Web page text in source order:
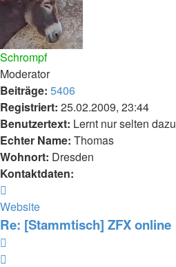
Schrompf
Moderator
Beiträge: 5406
Registriert: 25.02.2009, 23:44
Benutzertext: Lernt nur selten dazu
Echter Name: Thomas
Wohnort: Dresden
Kontaktdaten:
von
Schrompf
Website
Re: [Stammtisch] ZFX online